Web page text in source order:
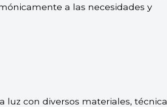
a las necesidades y
luz con diversos materiales,